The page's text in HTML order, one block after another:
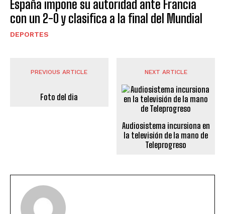
España impone su autoridad ante Francia
con un 2-0 y clasifica a la final del Mundial
DEPORTES
PREVIOUS ARTICLE
Foto del dia
NEXT ARTICLE
Audiosistema incursiona en
la televisión de la mano de
Teleprogreso